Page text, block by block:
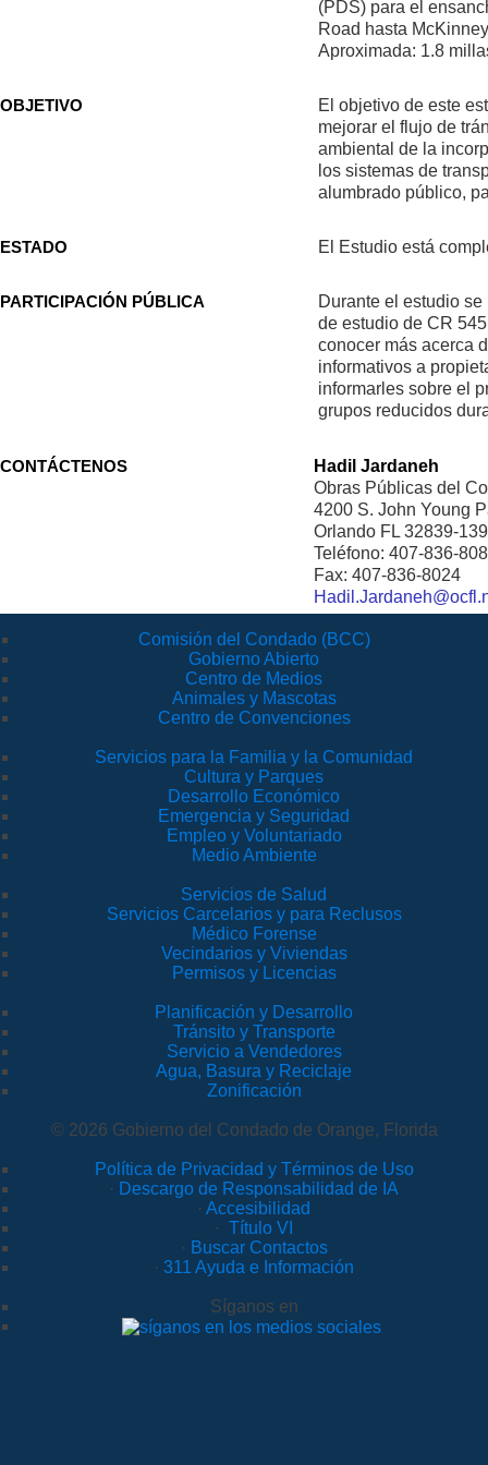
(PDS) para el
Road hasta
Aproximada: 1.8
OBJETIVO
El objetivo de este
mejorar el flujo de
ambiental de la
los sistemas de
alumbrado público,
ESTADO El Estudio está
PARTICIPACIÓN PÚBLICA
Durante el estudio
de estudio de CR
conocer más acerca
informativos a
informarles sobre el
grupos reducidos
CONTÁCTENOS
Hadil Jardaneh
Obras Públicas del
4200 S. John Young
Orlando FL 32839-
Teléfono: 407-836-
Fax: 407-836-8024
Comisión del Condado (BCC)
Gobierno Abierto
Centro de Medios
Animales y Mascotas
Centro de Convenciones
Servicios para la Familia y la Comunidad
Cultura y Parques
Desarrollo Económico
Emergencia y Seguridad
Empleo y Voluntariado
Medio Ambiente
Servicios de Salud
Servicios Carcelarios y para Reclusos
Médico Forense
Vecindarios y Viviendas
Permisos y Licencias
Planificación y Desarrollo
Tránsito y Transporte
Servicio a Vendedores
Agua, Basura y Reciclaje
Zonificación
© 2026 Gobierno del Condado de Orange, Florida
Política de Privacidad y Términos de Uso
· Descargo de Responsabilidad de IA
· Accesibilidad
· Título VI
· Buscar Contactos
· 311 Ayuda e Información
Síganos en